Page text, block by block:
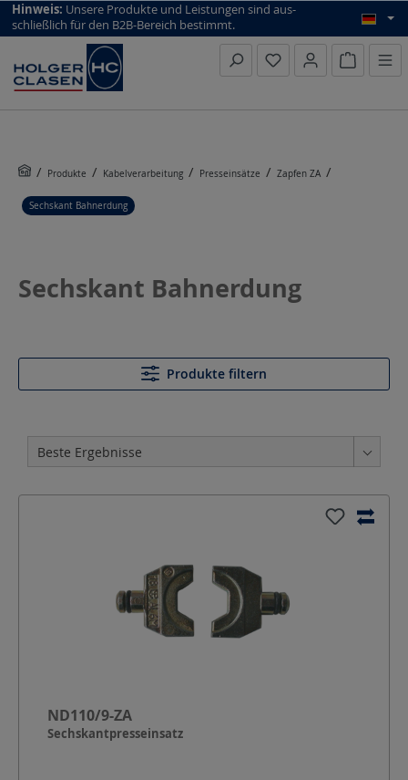
top scroll helper
Hinweis: Unsere Produkte und Leistungen sind aus­
schließlich für den B2B-Bereich bestimmt.
Produkte Kabelverarbeitung Presseinsätze Zapfen ZA
Sechskant Bahnerdung
Sechskant Bahnerdung
Produkte filtern
ND110/9-ZA
Sechskantpresseinsatz